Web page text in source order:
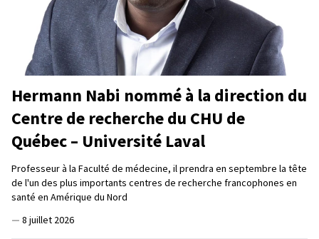
Hermann Nabi nommé à la direction du
Centre de recherche du CHU de
Québec – Université Laval
Professeur à la Faculté de médecine, il prendra en septembre la tête
de l'un des plus importants centres de recherche francophones en
santé en Amérique du Nord
— 8 juillet 2026